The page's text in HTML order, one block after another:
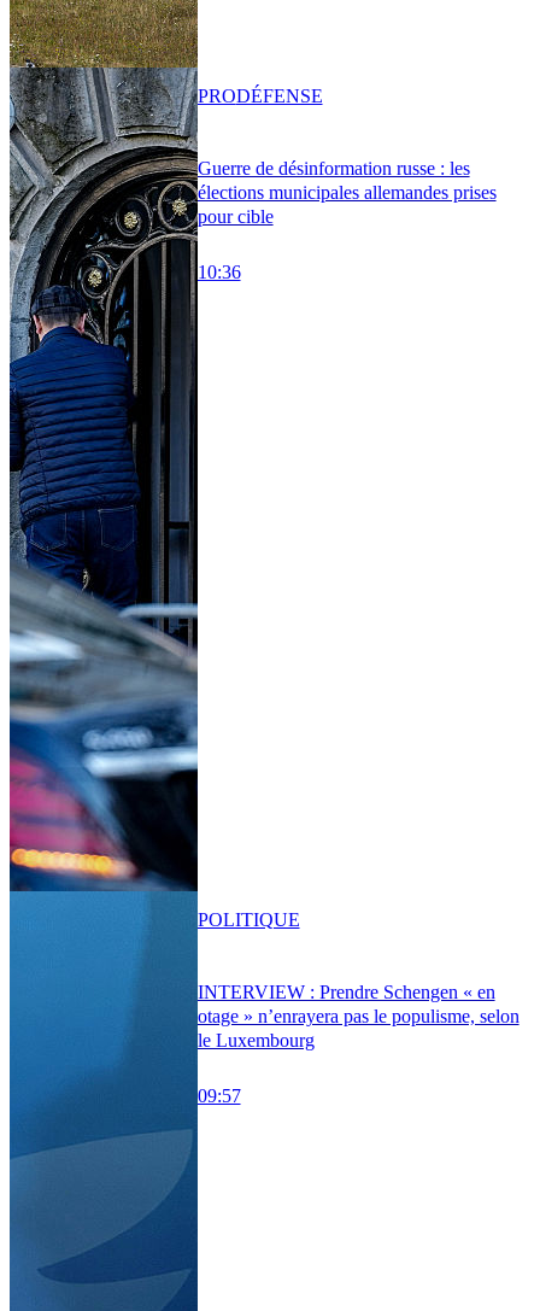
Guerre de désinformation russe : les
élections municipales allemandes prises
pour cible
10:36
PRODÉFENSE
INTERVIEW : Prendre Schengen « en
otage » n’enrayera pas le populisme, selon
le Luxembourg
09:57
POLITIQUE